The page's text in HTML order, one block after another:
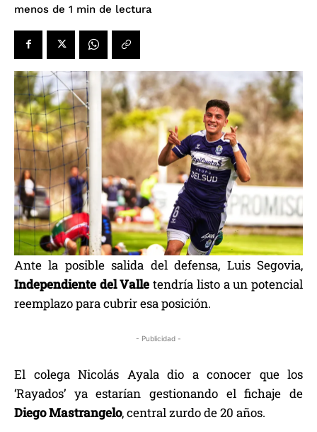
menos de 1 min de lectura
Ante la posible salida del defensa, Luis Segovia,
Independiente del Valle tendría listo a un potencial
reemplazo para cubrir esa posición.
- Publicidad -
El colega Nicolás Ayala dio a conocer que los
‘Rayados’ ya estarían gestionando el fichaje de
Diego Mastrangelo, central zurdo de 20 años.